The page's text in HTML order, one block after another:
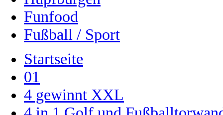
Funfood
Fußball / Sport
Startseite
01
4 gewinnt XXL